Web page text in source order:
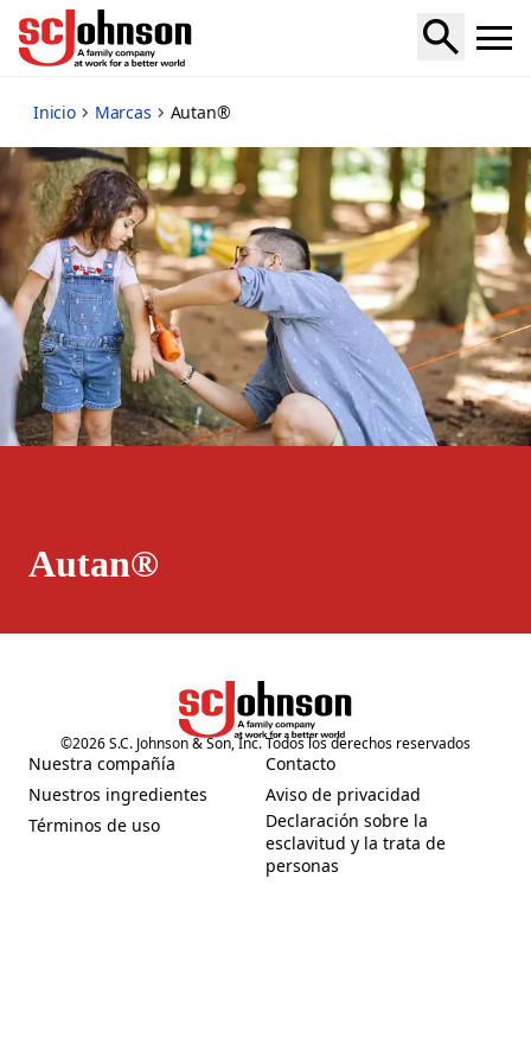
Inicio Marcas Autan®
Autan®
©2026S.C. Johnson & Son, Inc. Todos los derechos reservados
Nuestra compañía
(Opens in a new tab)
Nuestros ingredientes
(Opens in a new tab)
Términos de uso
(Opens in a new tab)
Contacto
(Opens in a new tab)
Aviso de privacidad
(Opens in a new tab)
Declaración sobre la
esclavitud y la trata de
personas
(Opens in a new tab)